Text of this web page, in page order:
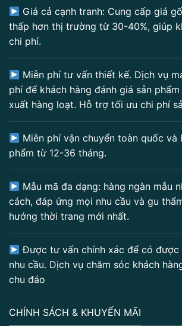
Giá cả cạnh tranh: Cung cấp giá
thấp hơn thị trường từ 30-40%, giúp
chi phí.
Miễn phí tư vấn thiết kế. Dịch vụ
phí để khách hàng đánh giá sản
xuất hàng loạt. Hỗ trợ tối ưu chi phí
Miễn phí vận chuyển toàn quốc và
phẩm từ 12-36 tháng.
Mẫu mã đa dạng: hàng ngàn mẫu
cách, đáp ứng mọi nhu cầu và gu
hướng thời trang mới nhất.
Được tư vấn chính xác để có được
nhu cầu. Dịch vụ chăm sóc khách
chu đáo
CHÍNH SÁCH & KHUYẾN MÃI